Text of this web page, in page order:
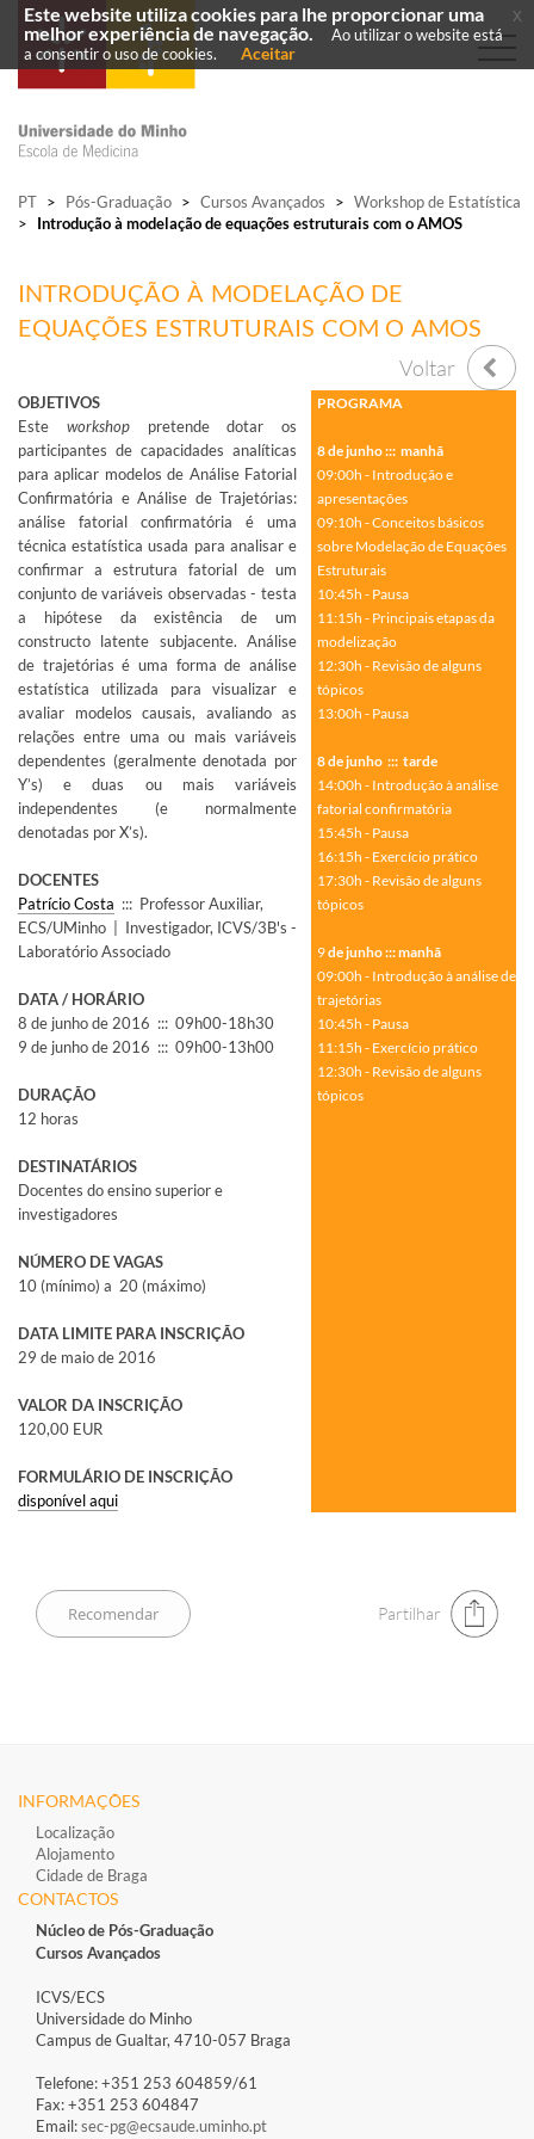
PT > Pós-Graduação > Cursos Avançados > Workshop de Estatística
>
Introdução à modelação de equações estruturais com o AMOS
INTRODUÇÃO À MODELAÇÃO DE
EQUAÇÕES ESTRUTURAIS COM O AMOS
Voltar
OBJETIVOS
Este workshoppretende dotar os
participantes de capacidades analíticas
para aplicar modelos de Análise Fatorial
Confirmatória e Análise de Trajetórias:
análise fatorial confirmatória é uma
técnica estatística usada para analisar e
confirmar a estrutura fatorial de um
conjunto de variáveis observadas - testa
a hipótese da existência de um
constructo latente subjacente. Análise
de trajetórias é uma forma de análise
estatística utilizada para visualizar e
avaliar modelos causais, avaliando as
relações entre uma ou mais variáveis
dependentes (geralmente denotada por
Y’s) e duas ou mais variáveis
independentes (e normalmente
denotadas por X’s).
DOCENTES
Patrício Costa ::: Professor Auxiliar,
ECS/UMinho | Investigador, ICVS/3B's -
Laboratório Associado
DATA / HORÁRIO
8 de junho de 2016 ::: 09h00-18h30
9 de junho de 2016 ::: 09h00-13h00
DURAÇÃO
12 horas
DESTINATÁRIOS
Docentes do ensino superior e
investigadores
NÚMERO DE VAGAS
10 (mínimo) a 20 (máximo)
DATA LIMITE PARA INSCRIÇÃO
29 de maio de 2016
VALOR DA INSCRIÇÃO
120,00 EUR
FORMULÁRIO DE INSCRIÇÃO​
disponível aqui
PROGRAMA
8 de junho ::: manhã
09:00h - Introdução e
apresentações
09:10h - Conceitos básicos
sobre Modelação de Equações
Estruturais
10:45h - Pausa
11:15h - Principais etapas da
modelização
12:30h - Revisão de alguns
tópicos
13:00h - Pausa
8 de junho ::: tarde
14:00h - Introdução à análise
fatorial confirmatória
15:45h - Pausa
16:15h - Exercício prático
17:30h - Revisão de alguns
tópicos
9de junho ::: manhã
09:00h - Introdução à análise de
trajetórias
10:45h - Pausa
11:15h - Exercício prático
12:30h - Revisão de alguns
tópicos
Partilhar
INFORMAÇÕES
Localização
Alojamento
Cidade de Braga
CONTACTOS
Núcleo de Pós-Graduação
Cursos Avançados
ICVS/ECS
Universidade do Minho
Campus de Gualtar, 4710-057 Braga
Telefone: +351 253 604859/61
Fax: +351 253 604847
Email:sec-pg@ecsaude.uminho.pt
Este website utiliza cookies para lhe proporcionar uma
melhor experiência de navegação.
Ao utilizar o website está
a consentir o uso de cookies.
Aceitar
x